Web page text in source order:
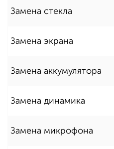
Замена стекла
Замена экрана
Замена аккумулятора
Замена динамика
Замена микрофона